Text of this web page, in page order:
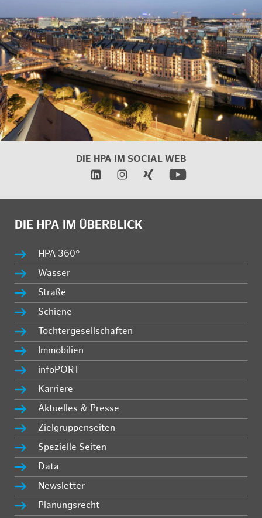
DIE HPA IM SOCIAL WEB
DIE HPA IM ÜBERBLICK
HPA 360°
Wasser
Straße
Schiene
Tochtergesellschaften
Immobilien
infoPORT
Karriere
Aktuelles & Presse
Zielgruppenseiten
Spezielle Seiten
Data
Newsletter
Planungsrecht